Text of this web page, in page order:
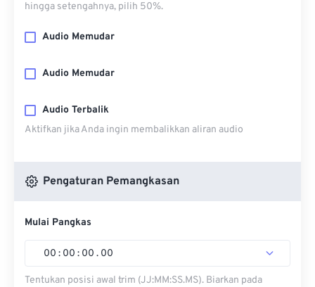
hingga setengahnya, pilih 50%.
Audio Memudar
Audio Memudar
Audio Terbalik
Aktifkan jika Anda ingin membalikkan aliran audio
Pengaturan Pemangkasan
Mulai Pangkas
00 : 00 : 00 . 00
Tentukan posisi awal trim (JJ:MM:SS.MS). Biarkan pada